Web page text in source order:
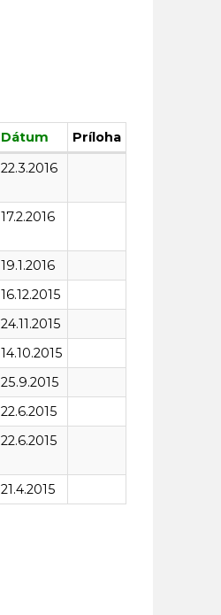
Dátum
Príloha
22.3.2016
17.2.2016
19.1.2016
16.12.2015
24.11.2015
14.10.2015
25.9.2015
22.6.2015
22.6.2015
21.4.2015